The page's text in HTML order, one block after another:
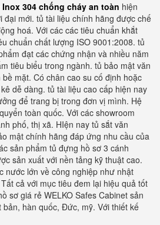
304 chống cháy an toàn hiện
đại mới. tủ tài liệu chính hãng được chế
hoá. Với các các tiêu chuẩn khắt
chuẩn chất lượng ISO 9001:2008. tủ
đạt các chứng nhận và nhiều năm
tiêu biểu trong ngành. tủ bảo mật văn
mặt. Có chân cao su cố định hoặc
dễ dàng. tủ tài liệu cao cấp hiện nay
để trang bị trong đơn vị mình. Hệ
toàn quốc. Với các showroom
phố, thị xã. HIện nay tủ sắt văn
mật chính hãng đáp ứng nhu cầu của
sản phẩm tủ đựng hồ sơ 3 cánh
sản xuất với nền tảng kỹ thuật cao.
nước lớn về công nghiệp như nhật
cả với mục tiêu đem lại hiệu quả tốt
sơ giá rẻ WELKO Safes Cabinet sản
hàn quốc, Đức, mỹ. Với thiết kế